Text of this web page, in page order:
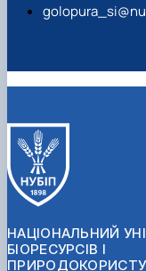
НАЦІОНАЛЬНИЙ
БІОРЕСУРСІВ І